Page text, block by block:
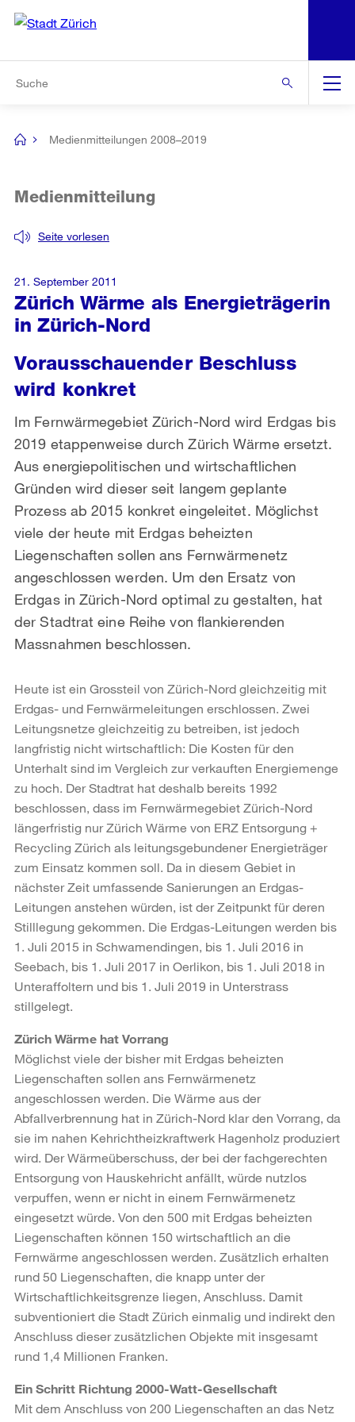
Navigation
[no
Medienmitteilungen 2008–2019
Zürich Wärme als Energieträgerin
in Zürich-Nord
Seite vorlesen
Medienmitteilung
Vorausschauender Beschluss
wird konkret
Im Fernwärmegebiet Zürich-Nord wird Erdgas bis
2019 etappenweise durch Zürich Wärme ersetzt.
Aus energiepolitischen und wirtschaftlichen
Gründen wird dieser seit langem geplante
Prozess ab 2015 konkret eingeleitet. Möglichst
viele der heute mit Erdgas beheizten
Liegenschaften sollen ans Fernwärmenetz
angeschlossen werden. Um den Ersatz von
Erdgas in Zürich-Nord optimal zu gestalten, hat
der Stadtrat eine Reihe von flankierenden
Massnahmen beschlossen.
21. September 2011
Heute ist ein Grossteil von Zürich-Nord gleichzeitig mit
Erdgas- und Fernwärmeleitungen erschlossen. Zwei
Leitungsnetze gleichzeitig zu betreiben, ist jedoch
langfristig nicht wirtschaftlich: Die Kosten für den
Unterhalt sind im Vergleich zur verkauften Energiemenge
zu hoch. Der Stadtrat hat deshalb bereits 1992
beschlossen, dass im Fernwärmegebiet Zürich-Nord
längerfristig nur Zürich Wärme von ERZ Entsorgung +
Recycling Zürich als leitungsgebundener Energieträger
zum Einsatz kommen soll. Da in diesem Gebiet in
nächster Zeit umfassende Sanierungen an Erdgas-
Leitungen anstehen würden, ist der Zeitpunkt für deren
Stilllegung gekommen. Die Erdgas-Leitungen werden bis
1. Juli 2015 in Schwamendingen, bis 1. Juli 2016 in
Seebach, bis 1. Juli 2017 in Oerlikon, bis 1. Juli 2018 in
Unteraffoltern und bis 1. Juli 2019 in Unterstrass
stillgelegt.
Zürich Wärme hat Vorrang
Möglichst viele der bisher mit Erdgas beheizten
Liegenschaften sollen ans Fernwärmenetz
angeschlossen werden. Die Wärme aus der
Abfallverbrennung hat in Zürich-Nord klar den Vorrang, da
sie im nahen Kehrichtheizkraftwerk Hagenholz produziert
wird. Der Wärmeüberschuss, der bei der fachgerechten
Entsorgung von Hauskehricht anfällt, würde nutzlos
verpuffen, wenn er nicht in einem Fernwärmenetz
eingesetzt würde. Von den 500 mit Erdgas beheizten
Liegenschaften können 150 wirtschaftlich an die
Fernwärme angeschlossen werden. Zusätzlich erhalten
rund 50 Liegenschaften, die knapp unter der
Wirtschaftlichkeitsgrenze liegen, Anschluss. Damit
subventioniert die Stadt Zürich einmalig und indirekt den
Anschluss dieser zusätzlichen Objekte mit insgesamt
rund 1,4 Millionen Franken.
Ein Schritt Richtung 2000-Watt-Gesellschaft
Mit dem Anschluss von 200 Liegenschaften an das Netz